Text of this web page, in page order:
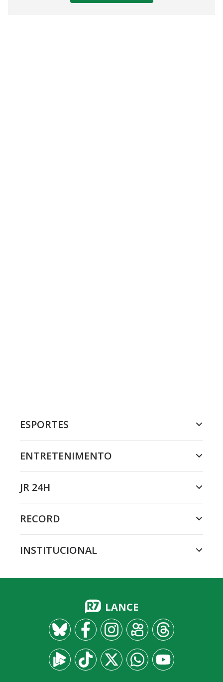
ESPORTES
ENTRETENIMENTO
JR 24H
RECORD
INSTITUCIONAL
LANCE